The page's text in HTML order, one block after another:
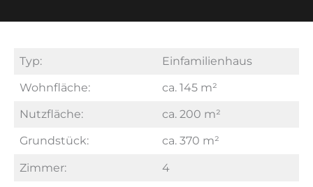
Typ:
Einfamilienhaus
Wohnfläche:
ca. 145 m²
Nutzfläche:
ca. 200 m²
Grundstück:
ca. 370 m²
Zimmer:
4